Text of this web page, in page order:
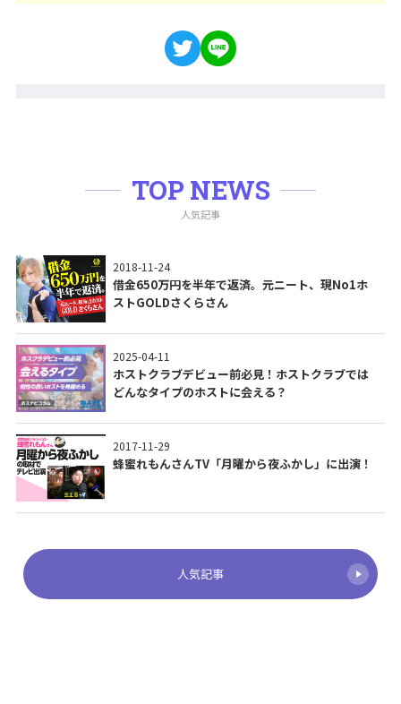
TOP NEWS
人気記事
2018-11-24
借金650万円を半年で返済。元ニート、現No1ホ
ストGOLDさくらさん
2025-04-11
ホストクラブデビュー前必見！ホストクラブでは
どんなタイプのホストに会える？
2017-11-29
蜂蜜れもんさんTV「月曜から夜ふかし」に出演！
人気記事